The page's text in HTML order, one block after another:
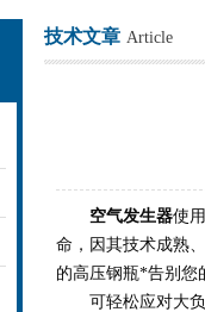
技术文章 Article
空气发生器使
命，因其技术成熟
的高压钢瓶*告别您
可轻松应对大负